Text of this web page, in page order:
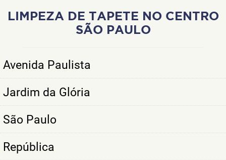
LIMPEZA DE TAPETE NO CENTRO
SÃO PAULO
Avenida Paulista
Jardim da Glória
São Paulo
República